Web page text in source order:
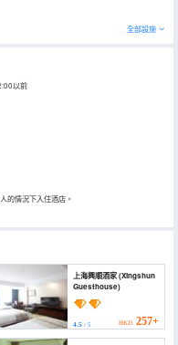
全部設施
以前
的情況下入住酒店。
上海興順酒家 (Xingshun
Guesthouse)
4.5/ 5 HKD 257+